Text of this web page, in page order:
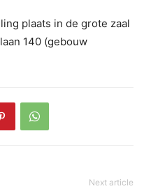
plaats in de grote zaal
140 (gebouw
Next article